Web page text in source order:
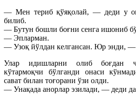
— Мен териб қўяқолай, — деди у
билиб.
— Бутун бошли боғни сенга ишониб
— Эпларман.
— Узоқ йўлдан келгансан. Юр энди, —
Улар идишларни олиб боғдан
кўтармоқчи бўлганди онаси
сават билан тоғорани ўзи олди.
— Унақада анорлар эзилади, — деди